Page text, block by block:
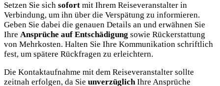
Setzen Sie sich sofort mit Ihrem Reiseveranstalter in
Verbindung, um ihn über die Verspätung zu informieren.
Geben Sie dabei die genauen Details an und erwähnen Sie
Ihre Ansprüche auf Entschädigung sowie Rückerstattung
von Mehrkosten. Halten Sie Ihre Kommunikation schriftlich
fest, um spätere Rückfragen zu erleichtern.
Die Kontaktaufnahme mit dem Reiseveranstalter sollte
zeitnah erfolgen, da Sie unverzüglichIhre Ansprüche